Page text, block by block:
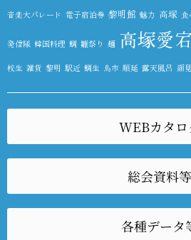
音楽大パレード 電子宿泊券 黎明館 魅力 高塚 食
発信隊 韓国料理 鯛 雛祭り 麺 高塚愛
校生 雑貨 黎明 駅近 鯛生 鳥市 順延 露天風呂 顔
WEBカタロ
総会資料等
各種データ